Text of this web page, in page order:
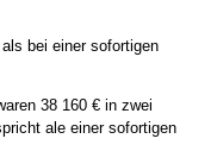
bei einer sofortigen
38 160 € in zwei
ale einer sofortigen